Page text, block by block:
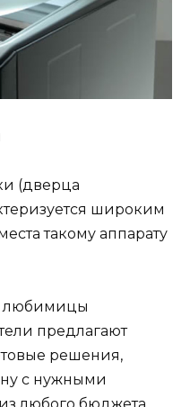
(дверца
широким
такому аппарату
любимицы
предлагают
решения,
с нужными